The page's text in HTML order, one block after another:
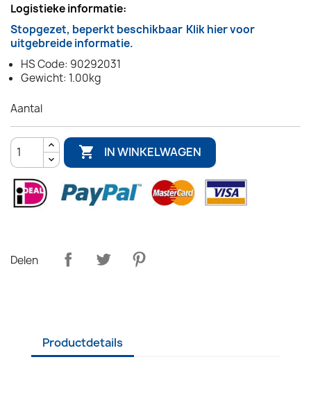
Logistieke informatie:
Stopgezet, beperkt beschikbaar Klik hier voor
uitgebreide informatie.
HS Code: 90292031
Gewicht: 1.00kg
Aantal
 IN WINKELWAGEN
Delen
Productdetails